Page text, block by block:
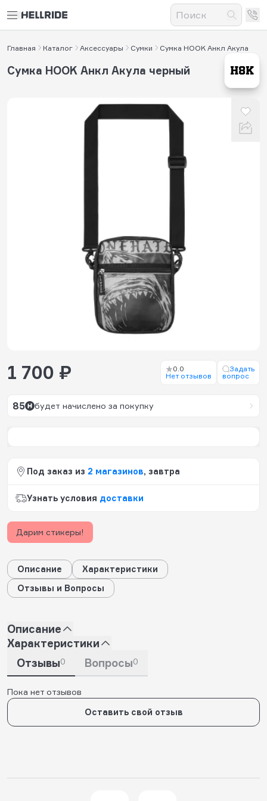
Главная Каталог Аксессуары Сумки Сумка HOOK Анкл Акула
Сумка HOOK Анкл Акула черный
1 700 ₽
0.0
Нет отзывов
Задать
вопрос
85 будет начислено за покупку
Под заказ из 2 магазинов, завтра
Узнать условия доставки
Дарим стикеры!
Описание
Характеристики
Отзывы и Вопросы
Описание
Характеристики
Отзывы0 Вопросы0
Пока нет отзывов
Оставить свой отзыв